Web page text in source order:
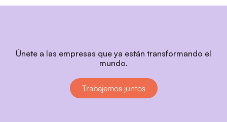
Únete a las empresas que ya están transformando el
mundo.
Trabajemos juntos